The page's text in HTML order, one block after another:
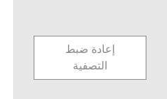
إعادة ضبط
التصفية